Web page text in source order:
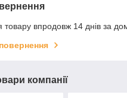
впродовж 14 днів за
компанії